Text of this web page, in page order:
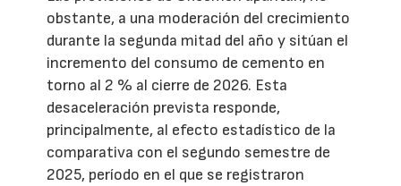
obstante, a una moderación del crecimiento
durante la segunda mitad del año y sitúan el
incremento del consumo de cemento en
torno al 2 % al cierre de 2026. Esta
desaceleración prevista responde,
principalmente, al efecto estadístico de la
comparativa con el segundo semestre de
2025, período en el que se registraron